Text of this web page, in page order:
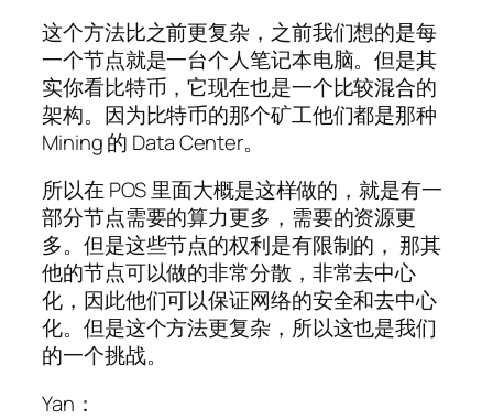
这个方法比之前更复杂，之前我们想的是每
一个节点就是一台个人笔记本电脑。但是其
实你看比特币，它现在也是一个比较混合的
架构。因为比特币的那个矿工他们都是那种
Mining 的 Data Center。
所以在 POS 里面大概是这样做的，就是有一
部分节点需要的算力更多，需要的资源更
多。但是这些节点的权利是有限制的， 那其
他的节点可以做的非常分散，非常去中心
化，因此他们可以保证网络的安全和去中心
化。但是这个方法更复杂，所以这也是我们
的一个挑战。
Yan：